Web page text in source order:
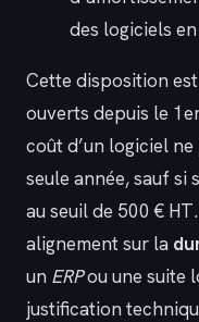
des logiciels
Cette disposition
ouverts depuis le
coût d’un logiciel
seule année, sauf si
au seuil de 500 €
alignement sur la
un ERPou une suite
justification